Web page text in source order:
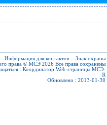
- Информация для контактов - Знак охраны
права © МСЭ 2026 Все права сохранены
: Координатор Web-страницы МСЭ-
R
Обновлено : 2013-01-30